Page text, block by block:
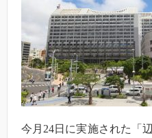
今月24日に実施された「